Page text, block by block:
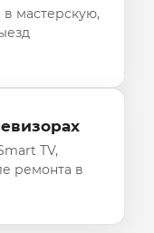
мастерскую,
TV,
ремонта в